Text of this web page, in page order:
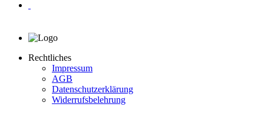
Rechtliches
Impressum
AGB
Datenschutzerklärung
Widerrufsbelehrung